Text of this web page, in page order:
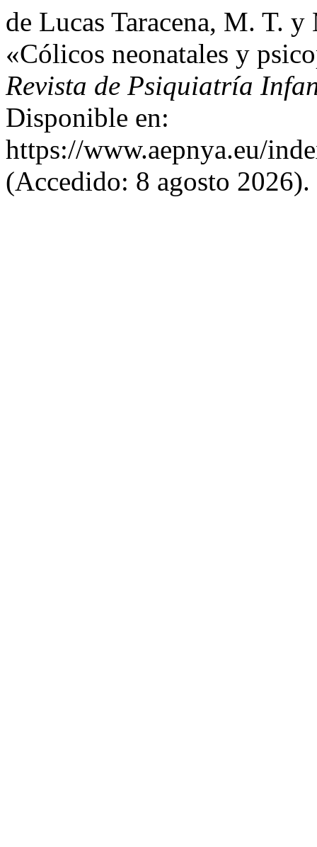
de Lucas Taracena, M. T.
«Cólicos neonatales y
Revista de Psiquiatría
Disponible en:
https://www.aepnya.eu/
(Accedido: 8 agosto 2026).